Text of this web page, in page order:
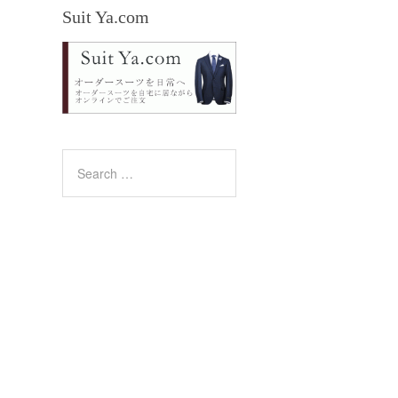
Suit Ya.com